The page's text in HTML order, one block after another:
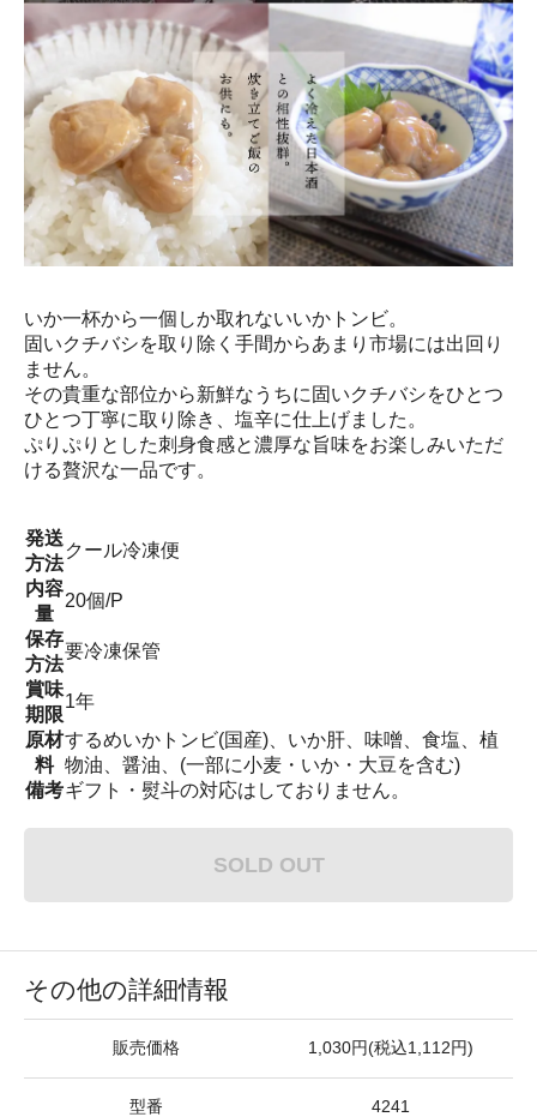
いか一杯から一個しか取れないいかトンビ。
固いクチバシを取り除く手間からあまり市場には出回り
ません。
その貴重な部位から新鮮なうちに固いクチバシをひとつ
ひとつ丁寧に取り除き、塩辛に仕上げました。
ぷりぷりとした刺身食感と濃厚な旨味をお楽しみいただ
ける贅沢な一品です。
発送
方法
クール冷凍便
内容
量
20個/P
保存
方法
要冷凍保管
賞味
期限
1年
原材
料
するめいかトンビ(国産)、いか肝、味噌、食塩、植
物油、醤油、(一部に小麦・いか・大豆を含む)
備考ギフト・熨斗の対応はしておりません。
SOLD OUT
その他の詳細情報
販売価格 1,030円(税込1,112円)
型番 4241